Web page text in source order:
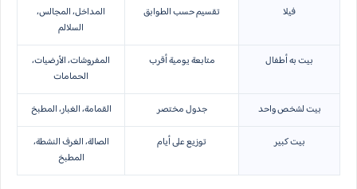
فيلا
تقسيم حسب الطوابق
المداخل، المجالس،
السلالم
بيت به أطفال
متابعة يومية أقرب
المفروشات، الأرضيات،
الحمامات
بيت لشخص واحد
جدول مختصر
القمامة، الغبار، المطبخ
بيت كبير
توزيع على أيام
الصالة، الغرف النشطة،
المطبخ